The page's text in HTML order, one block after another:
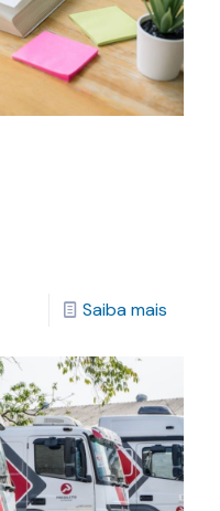
Saiba mais